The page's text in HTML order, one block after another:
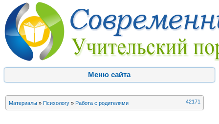
Меню сайта
Материалы» Психологу» Работа с родителями 42171